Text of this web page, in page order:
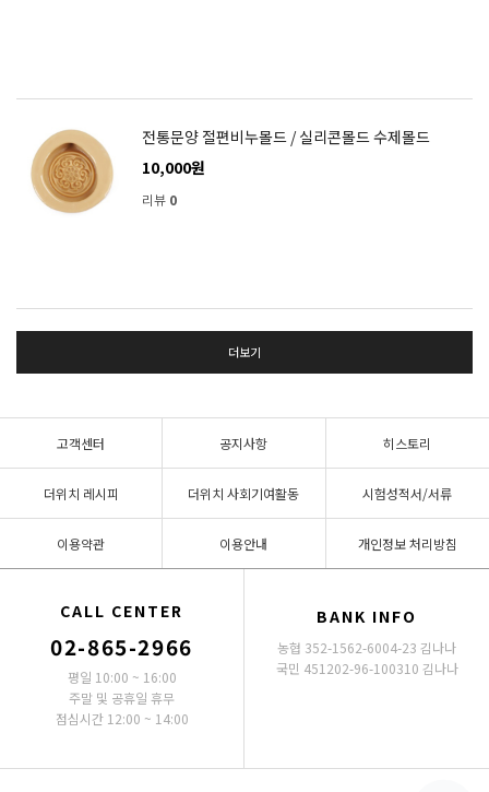
전통문양 절편비누몰드 / 실리콘몰드 수제몰드
10,000원
리뷰 0
더보기
고객센터 공지사항 히스토리
더위치 레시피 더위치 사회기여활동 시험성적서/서류
이용약관 이용안내 개인정보 처리방침
CALL CENTER
02-865-2966
평일 10:00 ~ 16:00
주말 및 공휴일 휴무
점심시간 12:00 ~ 14:00
BANK INFO
농협 352-1562-6004-23 김나나
국민 451202-96-100310 김나나